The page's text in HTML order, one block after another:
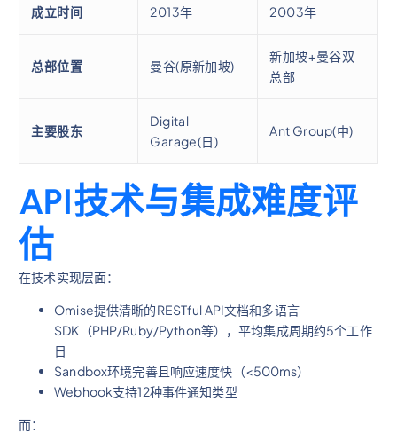
成立时间 2013年 2003年
总部位置 曼谷(原新加坡)
新加坡+曼谷双
总部
主要股东
Digital
Garage(日)
Ant Group(中)
API技术与集成难度评
估
在技术实现层面：
Omise提供清晰的RESTful API文档和多语言
SDK（PHP/Ruby/Python等），平均集成周期约5个工作
日
Sandbox环境完善且响应速度快（<500ms）
Webhook支持12种事件通知类型
而：